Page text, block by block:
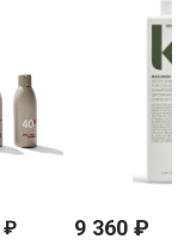
₽ 9 360 ₽